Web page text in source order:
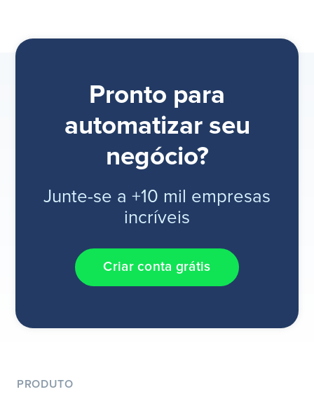
Pronto para
automatizar seu
negócio?
Junte-se a +10 mil empresas
incríveis
Criar conta grátis
PRODUTO